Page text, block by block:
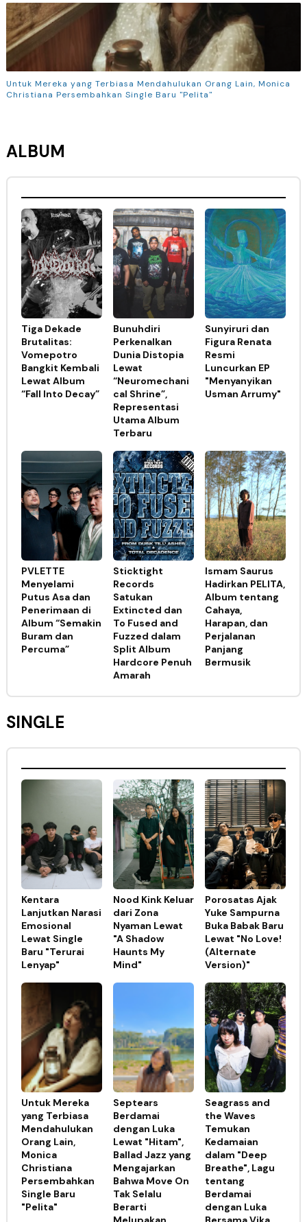
Untuk Mereka yang Terbiasa Mendahulukan Orang Lain, Monica
Christiana Persembahkan Single Baru "Pelita"
ALBUM
Tiga Dekade
Brutalitas:
Vomepotro
Bangkit Kembali
Lewat Album
“Fall Into Decay”
Bunuhdiri
Perkenalkan
Dunia Distopia
Lewat
“Neuromechani
cal Shrine”,
Representasi
Utama Album
Terbaru
Sunyiruri dan
Figura Renata
Resmi
Luncurkan EP
"Menyanyikan
Usman Arrumy"
PVLETTE
Menyelami
Putus Asa dan
Penerimaan di
Album “Semakin
Buram dan
Percuma”
Sticktight
Records
Satukan
Extincted dan
To Fused and
Fuzzed dalam
Split Album
Hardcore Penuh
Amarah
Ismam Saurus
Hadirkan PELITA,
Album tentang
Cahaya,
Harapan, dan
Perjalanan
Panjang
Bermusik
SINGLE
Kentara
Lanjutkan Narasi
Emosional
Lewat Single
Baru "Terurai
Lenyap"
Nood Kink Keluar
dari Zona
Nyaman Lewat
"A Shadow
Haunts My
Mind"
Porosatas Ajak
Yuke Sampurna
Buka Babak Baru
Lewat "No Love!
(Alternate
Version)"
Untuk Mereka
yang Terbiasa
Mendahulukan
Orang Lain,
Monica
Christiana
Persembahkan
Single Baru
"Pelita"
Septears
Berdamai
dengan Luka
Lewat "Hitam",
Ballad Jazz yang
Mengajarkan
Bahwa Move On
Tak Selalu
Berarti
Seagrass and
the Waves
Temukan
Kedamaian
dalam "Deep
Breathe", Lagu
tentang
Berdamai
dengan Luka